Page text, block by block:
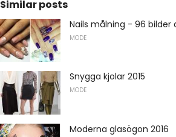
Similar posts
Nails målning - 96
MODE
Snygga kjolar 2015
MODE
Moderna glasögon 2016